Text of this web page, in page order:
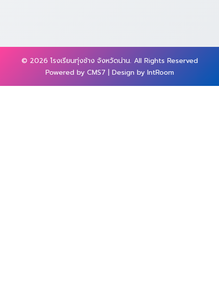
© 2026 โรงเรียนทุ่งช้าง จังหวัดน่าน. All Rights Reserved
Powered by CMS7 | Design by IntRoom